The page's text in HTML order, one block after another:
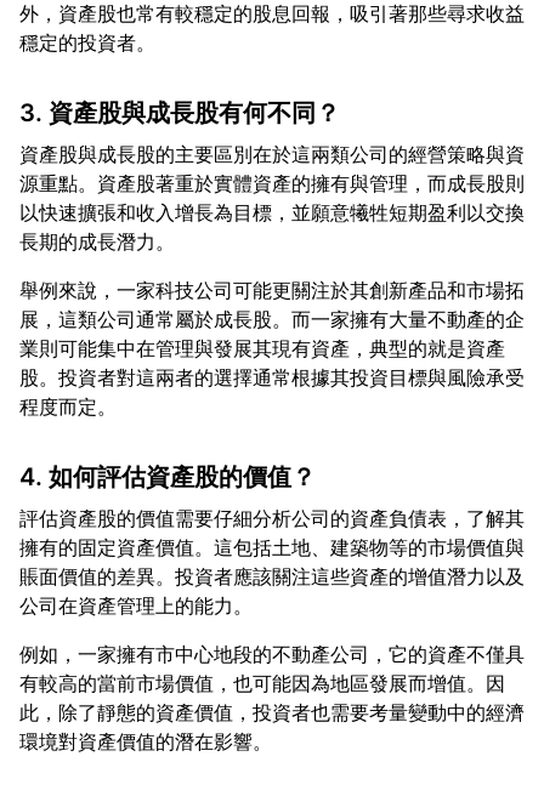
外，資產股也常有較穩定的股息回報，吸引著那些尋求收益
3. 資產股與成長股有何不同？
資產股與成長股的主要區別在於這兩類公司的經營策略與資
源重點。資產股著重於實體資產的擁有與管理，而成長股則
以快速擴張和收入增長為目標，並願意犧牲短期盈利以交換
舉例來說，一家科技公司可能更關注於其創新產品和市場拓
展，這類公司通常屬於成長股。而一家擁有大量不動產的企
業則可能集中在管理與發展其現有資產，典型的就是資產
股。投資者對這兩者的選擇通常根據其投資目標與風險承受
4. 如何評估資產股的價值？
評估資產股的價值需要仔細分析公司的資產負債表，了解其
擁有的固定資產價值。這包括土地、建築物等的市場價值與
賬面價值的差異。投資者應該關注這些資產的增值潛力以及
例如，一家擁有市中心地段的不動產公司，它的資產不僅具
有較高的當前市場價值，也可能因為地區發展而增值。因
此，除了靜態的資產價值，投資者也需要考量變動中的經濟